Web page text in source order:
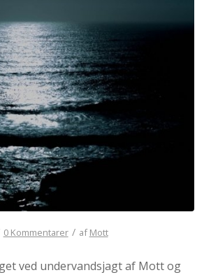
0 Kommentarer / afMott
ved undervandsjagt af Mott og